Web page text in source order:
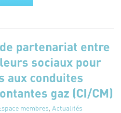
partenariat entre
sociaux pour
aux conduites
gaz (CI/CM)
membres, Actualités